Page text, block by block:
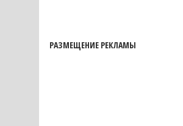
РАЗМЕЩЕНИЕ РЕКЛАМЫ